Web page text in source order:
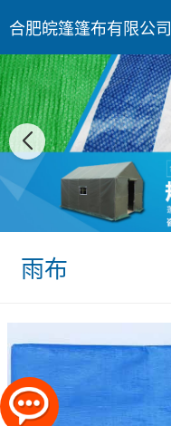
合肥皖篷篷布有限公司
雨布